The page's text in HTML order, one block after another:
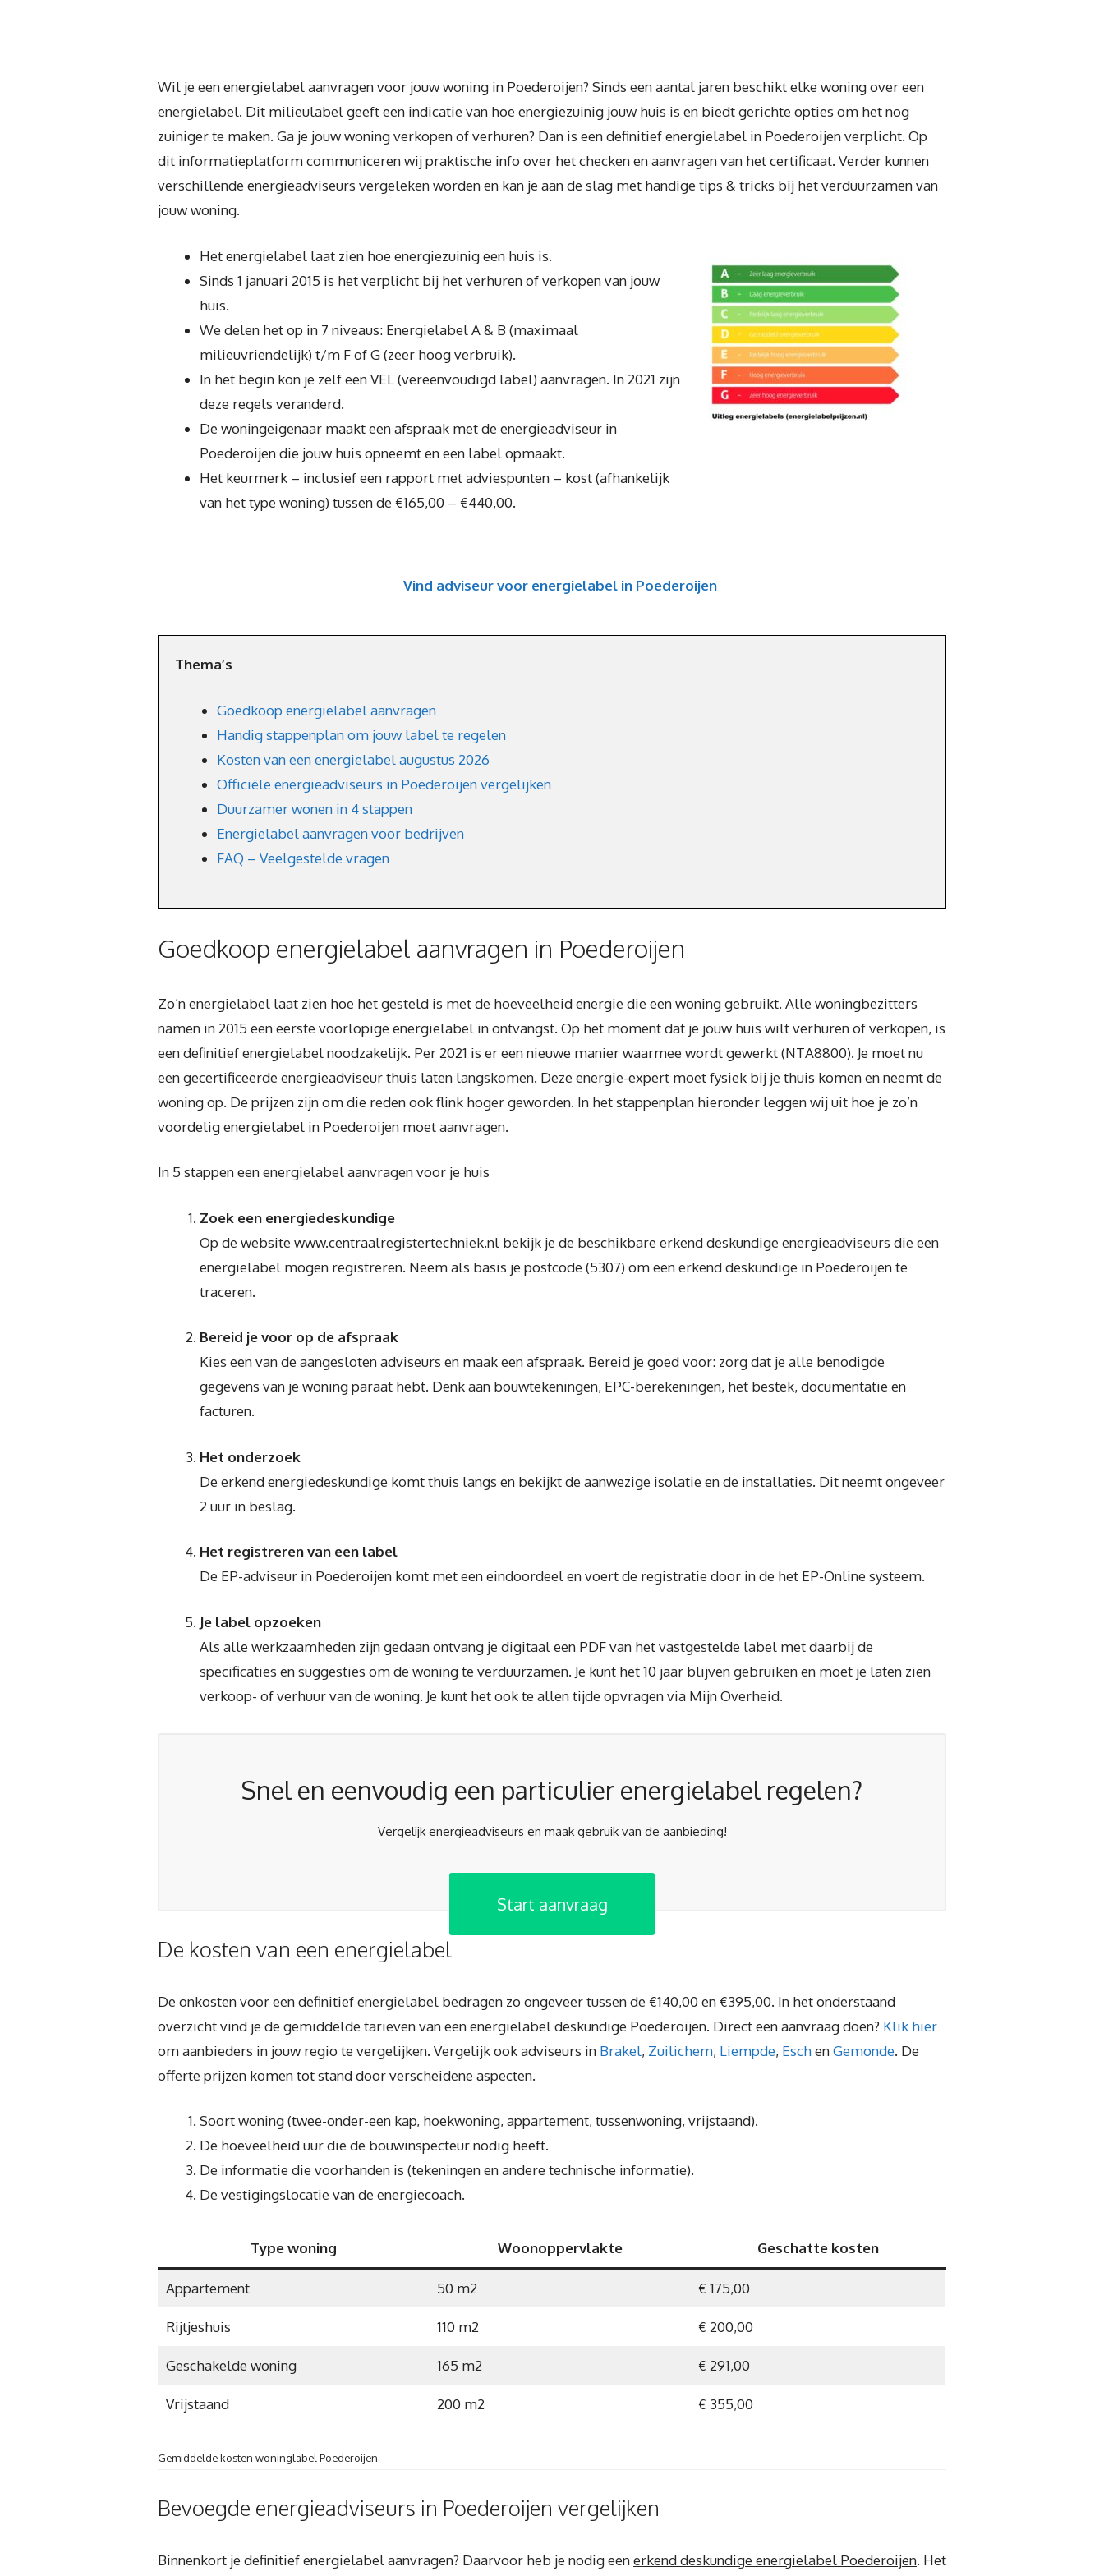
Wil je een energielabel aanvragen voor jouw woning in Poederoijen? Sinds een aantal jaren beschikt elke woning over een
energielabel. Dit milieulabel geeft een indicatie van hoe energiezuinig jouw huis is en biedt gerichte opties om het nog
zuiniger te maken. Ga je jouw woning verkopen of verhuren? Dan is een definitief energielabel in Poederoijen verplicht. Op
dit informatieplatform communiceren wij praktische info over het checken en aanvragen van het certificaat. Verder kunnen
verschillende energieadviseurs vergeleken worden en kan je aan de slag met handige tips & tricks bij het verduurzamen van
jouw woning.
Het energielabel laat zien hoe energiezuinig een huis is.
Sinds 1 januari 2015 is het verplicht bij het verhuren of verkopen van jouw
huis.
We delen het op in 7 niveaus: Energielabel A & B (maximaal
milieuvriendelijk) t/m F of G (zeer hoog verbruik).
In het begin kon je zelf een VEL (vereenvoudigd label) aanvragen. In 2021 zijn
deze regels veranderd.
De woningeigenaar maakt een afspraak met de energieadviseur in
Poederoijen die jouw huis opneemt en een label opmaakt.
Het keurmerk – inclusief een rapport met adviespunten – kost (afhankelijk
van het type woning) tussen de €165,00 – €440,00.
Vind adviseur voor energielabel in Poederoijen
Thema’s
Goedkoop energielabel aanvragen
Handig stappenplan om jouw label te regelen
Kosten van een energielabel augustus 2026
Officiële energieadviseurs in Poederoijen vergelijken
Duurzamer wonen in 4 stappen
Energielabel aanvragen voor bedrijven
FAQ – Veelgestelde vragen
Goedkoop energielabel aanvragen in Poederoijen
Zo’n energielabel laat zien hoe het gesteld is met de hoeveelheid energie die een woning gebruikt. Alle woningbezitters
namen in 2015 een eerste voorlopige energielabel in ontvangst. Op het moment dat je jouw huis wilt verhuren of verkopen, is
een definitief energielabel noodzakelijk. Per 2021 is er een nieuwe manier waarmee wordt gewerkt (NTA8800). Je moet nu
een gecertificeerde energieadviseur thuis laten langskomen. Deze energie-expert moet fysiek bij je thuis komen en neemt de
woning op. De prijzen zijn om die reden ook flink hoger geworden. In het stappenplan hieronder leggen wij uit hoe je zo’n
voordelig energielabel in Poederoijen moet aanvragen.
In 5 stappen een energielabel aanvragen voor je huis
Zoek een energiedeskundige
Op de website www.centraalregistertechniek.nl bekijk je de beschikbare erkend deskundige energieadviseurs die een
energielabel mogen registreren. Neem als basis je postcode (5307) om een erkend deskundige in Poederoijen te
traceren.
Bereid je voor op de afspraak
Kies een van de aangesloten adviseurs en maak een afspraak. Bereid je goed voor: zorg dat je alle benodigde
gegevens van je woning paraat hebt. Denk aan bouwtekeningen, EPC-berekeningen, het bestek, documentatie en
facturen.
Het onderzoek
De erkend energiedeskundige komt thuis langs en bekijkt de aanwezige isolatie en de installaties. Dit neemt ongeveer
2 uur in beslag.
Het registreren van een label
De EP-adviseur in Poederoijen komt met een eindoordeel en voert de registratie door in de het EP-Online systeem.
Je label opzoeken
Als alle werkzaamheden zijn gedaan ontvang je digitaal een PDF van het vastgestelde label met daarbij de
specificaties en suggesties om de woning te verduurzamen. Je kunt het 10 jaar blijven gebruiken en moet je laten zien
verkoop- of verhuur van de woning. Je kunt het ook te allen tijde opvragen via Mijn Overheid.
Snel en eenvoudig een particulier energielabel regelen?
Vergelijk energieadviseurs en maak gebruik van de aanbieding!
Start aanvraag
De kosten van een energielabel
De onkosten voor een definitief energielabel bedragen zo ongeveer tussen de €140,00 en €395,00. In het onderstaand
overzicht vind je de gemiddelde tarieven van een energielabel deskundige Poederoijen. Direct een aanvraag doen? Klik hier
om aanbieders in jouw regio te vergelijken. Vergelijk ook adviseurs in Brakel, Zuilichem, Liempde, EschenGemonde. De
offerte prijzen komen tot stand door verscheidene aspecten.
Soort woning (twee-onder-een kap, hoekwoning, appartement, tussenwoning, vrijstaand).
De hoeveelheid uur die de bouwinspecteur nodig heeft.
De informatie die voorhanden is (tekeningen en andere technische informatie).
De vestigingslocatie van de energiecoach.
Type woning Woonoppervlakte Geschatte kosten
Appartement 50 m2 € 175,00
Rijtjeshuis 110 m2 € 200,00
Geschakelde woning 165 m2 € 291,00
Vrijstaand 200 m2 € 355,00
Gemiddelde kosten woninglabel Poederoijen.
Bevoegde energieadviseurs in Poederoijen vergelijken
Binnenkort je definitief energielabel aanvragen? Daarvoor heb je nodig eenerkend deskundige energielabel Poederoijen. Het